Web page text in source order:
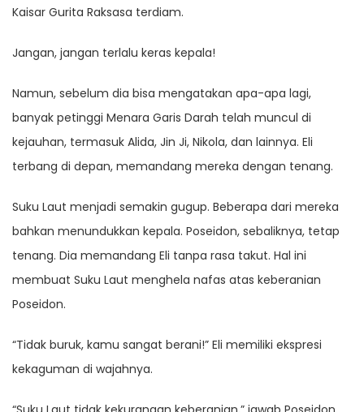
Kaisar Gurita Raksasa terdiam.
Jangan, jangan terlalu keras kepala!
Namun, sebelum dia bisa mengatakan apa-apa lagi,
banyak petinggi Menara Garis Darah telah muncul di
kejauhan, termasuk Alida, Jin Ji, Nikola, dan lainnya. Eli
terbang di depan, memandang mereka dengan tenang.
Suku Laut menjadi semakin gugup. Beberapa dari mereka
bahkan menundukkan kepala. Poseidon, sebaliknya, tetap
tenang. Dia memandang Eli tanpa rasa takut. Hal ini
membuat Suku Laut menghela nafas atas keberanian
Poseidon.
“Tidak buruk, kamu sangat berani!” Eli memiliki ekspresi
kekaguman di wajahnya.